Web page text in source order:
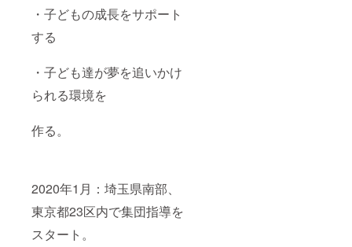
・子どもの成長をサポート
する
・子ども達が夢を追いかけ
られる環境を
作る。
2020年1月：埼玉県南部、
東京都23区内で集団指導を
スタート。